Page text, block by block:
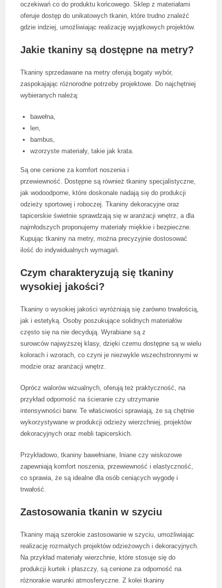
oczekiwań co do produktu końcowego. Sklep z materiałami
oferuje dostęp do unikatowych tkanin, które trudno znaleźć
gdzie indziej, umożliwiając realizację wyjątkowych projektów.
Jakie tkaniny są dostępne na metry?
Tkaniny sprzedawane na metry oferują bogaty wybór,
zaspokajając różnorodne potrzeby projektowe. Do najchętniej
wybieranych należą:
bawełna,
len,
bambus,
wzorzyste materiały, takie jak krata.
Są one cenione za komfort noszenia i
przewiewność. Dostępne są również tkaniny specjalistyczne,
jak wodoodporne, które doskonale nadają się do produkcji
odzieży sportowej i roboczej. Tkaniny dekoracyjne oraz
tapicerskie świetnie sprawdzają się w aranżacji wnętrz, a dla
najmłodszych proponujemy materiały miękkie i bezpieczne.
Kupując tkaniny na metry, można precyzyjnie dostosować
ilość do indywidualnych wymagań.
Czym charakteryzują się tkaniny
wysokiej jakości?
Tkaniny o wysokiej jakości wyróżniają się zarówno trwałością,
jak i estetyką. Osoby poszukujące solidnych materiałów
często się na nie decydują. Wyrabiane są z
surowców najwyższej klasy, dzięki czemu dostępne są w wielu
kolorach i wzorach, co czyni je niezwykle wszechstronnymi w
modzie oraz aranżacji wnętrz.
Oprócz walorów wizualnych, oferują też praktyczność, na
przykład odporność na ścieranie czy utrzymanie
intensywności barw. Te właściwości sprawiają, że są chętnie
wykorzystywane w produkcji odzieży wierzchniej, projektów
dekoracyjnych oraz mebli tapicerskich.
Przykładowo, tkaniny bawełniane, lniane czy wiskozowe
zapewniają komfort noszenia, przewiewność i elastyczność,
co sprawia, że są idealne dla osób ceniących wygodę i
trwałość.
Zastosowania tkanin w szyciu
Tkaniny mają szerokie zastosowanie w szyciu, umożliwiając
realizację rozmaitych projektów odzieżowych i dekoracyjnych.
Na przykład materiały wierzchnie, które stosuje się do
produkcji kurtek i płaszczy, są cenione za odporność na
różnorakie warunki atmosferyczne. Z kolei tkaniny